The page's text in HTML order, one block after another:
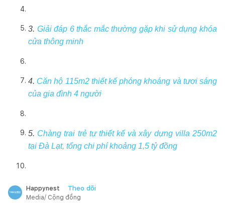
3. Giải đáp 6 thắc mắc thường gặp khi sử dụng khóa
cửa thông minh
4. Căn hộ 115m2 thiết kế phóng khoáng và tươi sáng
của gia đình 4 người
5. Chàng trai trẻ tự thiết kế và xây dựng villa 250m2
tại Đà Lạt, tổng chi phí khoảng 1,5 tỷ đồng
Happynest Theo dõi
Media/ Cộng đồng